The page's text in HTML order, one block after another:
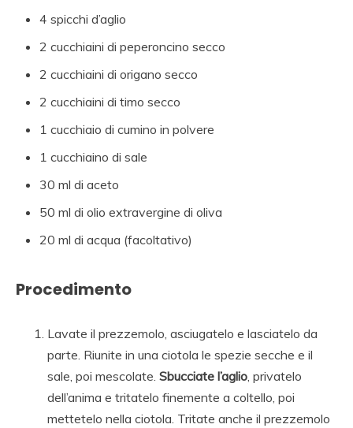
4 spicchi d’aglio
2 cucchiaini di peperoncino secco
2 cucchiaini di origano secco
2 cucchiaini di timo secco
1 cucchiaio di cumino in polvere
1 cucchiaino di sale
30 ml di aceto
50 ml di olio extravergine di oliva
20 ml di acqua (facoltativo)
Procedimento
Lavate il prezzemolo, asciugatelo e lasciatelo da
parte. Riunite in una ciotola le spezie secche e il
sale, poi mescolate. Sbucciate l’aglio, privatelo
dell’anima e tritatelo finemente a coltello, poi
mettetelo nella ciotola. Tritate anche il prezzemolo